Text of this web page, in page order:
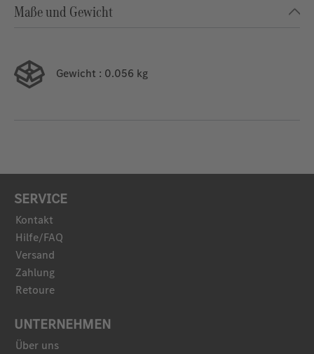
Maße und Gewicht
Gewicht : 0.056 kg
SERVICE
Kontakt
Hilfe/FAQ
Versand
Zahlung
Retoure
UNTERNEHMEN
Über uns